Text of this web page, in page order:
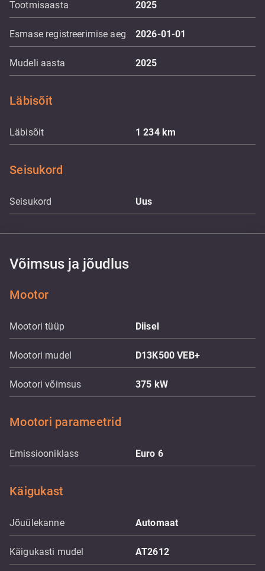
Tootmisaasta 2025
Esmase registreerimise aeg 2026-01-01
Mudeli aasta 2025
Läbisõit
Läbisõit 1 234 km
Seisukord
Seisukord Uus
Võimsus ja jõudlus
Mootor
Mootori tüüp Diisel
Mootori mudel D13K500 VEB+
Mootori võimsus 375 kW
Mootori parameetrid
Emissiooniklass Euro 6
Käigukast
Jõuülekanne Automaat
Käigukasti mudel AT2612